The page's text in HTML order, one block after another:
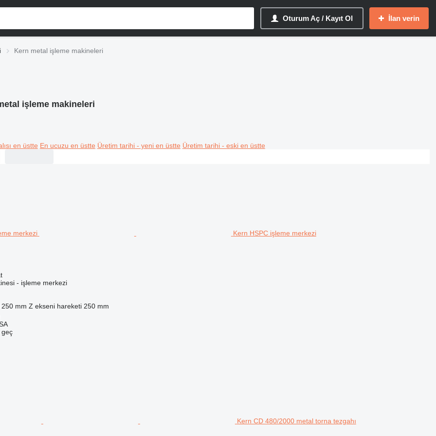
Oturum Aç / Kayıt Ol İlan verin
Kern metal işleme makineleri
işleme makineleri
en üstte En ucuzu en üstte Üretim tarihi - yeni en üstte Üretim tarihi - eski en üstte
Kern HSPC işleme merkezi
- işleme merkezi
250 mm Z ekseni hareketi 250 mm
geç
Kern CD 480/2000 metal torna tezgahı